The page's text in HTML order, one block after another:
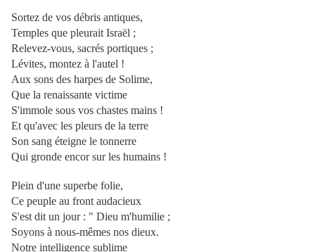
Sortez de vos débris antiques,
Temples que pleurait Israël ;
Relevez-vous, sacrés portiques ;
Lévites, montez à l'autel !
Aux sons des harpes de Solime,
Que la renaissante victime
S'immole sous vos chastes mains !
Et qu'avec les pleurs de la terre
Son sang éteigne le tonnerre
Qui gronde encor sur les humains !
Plein d'une superbe folie,
Ce peuple au front audacieux
S'est dit un jour : " Dieu m'humilie ;
Soyons à nous-mêmes nos dieux.
Notre intelligence sublime